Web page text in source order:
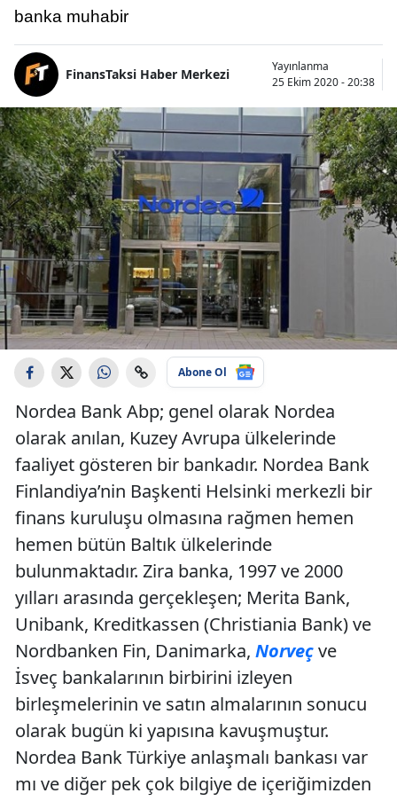
banka muhabir
FinansTaksi Haber Merkezi
Yayınlanma
25 Ekim 2020 - 20:38
Abone Ol
Nordea Bank Abp; genel olarak Nordea
olarak anılan, Kuzey Avrupa ülkelerinde
faaliyet gösteren bir bankadır. Nordea Bank
Finlandiya’nin Başkenti Helsinki merkezli bir
finans kuruluşu olmasına rağmen hemen
hemen bütün Baltık ülkelerinde
bulunmaktadır. Zira banka, 1997 ve 2000
yılları arasında gerçekleşen; Merita Bank,
Unibank, Kreditkassen (Christiania Bank) ve
Nordbanken Fin, Danimarka, Norveçve
İsveç bankalarının birbirini izleyen
birleşmelerinin ve satın almalarının sonucu
olarak bugün ki yapısına kavuşmuştur.
Nordea Bank Türkiye anlaşmalı bankası var
mı ve diğer pek çok bilgiye de içeriğimizden